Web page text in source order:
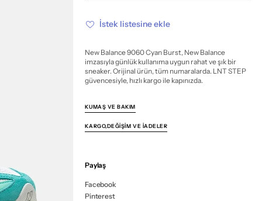
miktarı
azalt
miktarı
artır
İstek listesine ekle
New Balance 9060 Cyan Burst, New Balance
imzasıyla günlük kullanıma uygun rahat ve şık bir
sneaker. Orijinal ürün, tüm numaralarda. LNT STEP
güvencesiyle, hızlı kargo ile kapınızda.
KUMAŞ VE BAKIM
KARGO,DEĞIŞIM VE İADELER
Paylaş
Facebook
Pinterest